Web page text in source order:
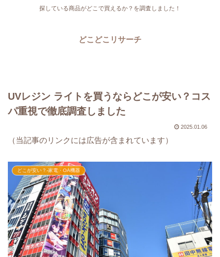
探している商品がどこで買えるか？を調査しました！
どこどこリサーチ
UVレジン ライトを買うならどこが安い？コス
パ重視で徹底調査しました
2025.01.06
（当記事のリンクには広告が含まれています）
どこが安い？-家電・OA機器